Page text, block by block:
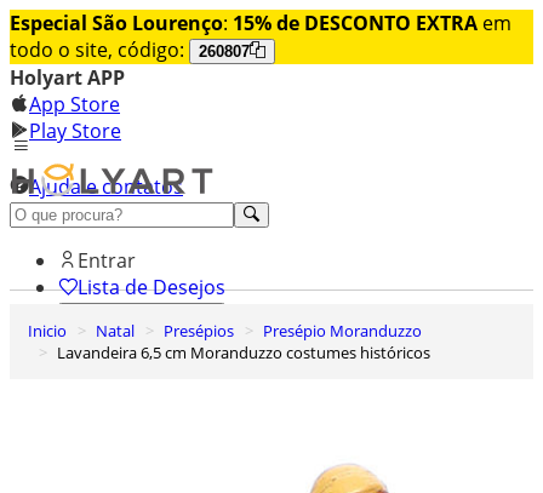
Especial São Lourenço: 15% de DESCONTO EXTRA em
todo o site, código:
260807
Holyart APP
App Store
Play Store
Ajuda e contatos
Conheça premium
Entrar
Lista de Desejos
Carrinho de Compras
Inicio Natal Presépios
Presépio Moranduzzo
Lavandeira 6,5 cm Moranduzzo costumes históricos